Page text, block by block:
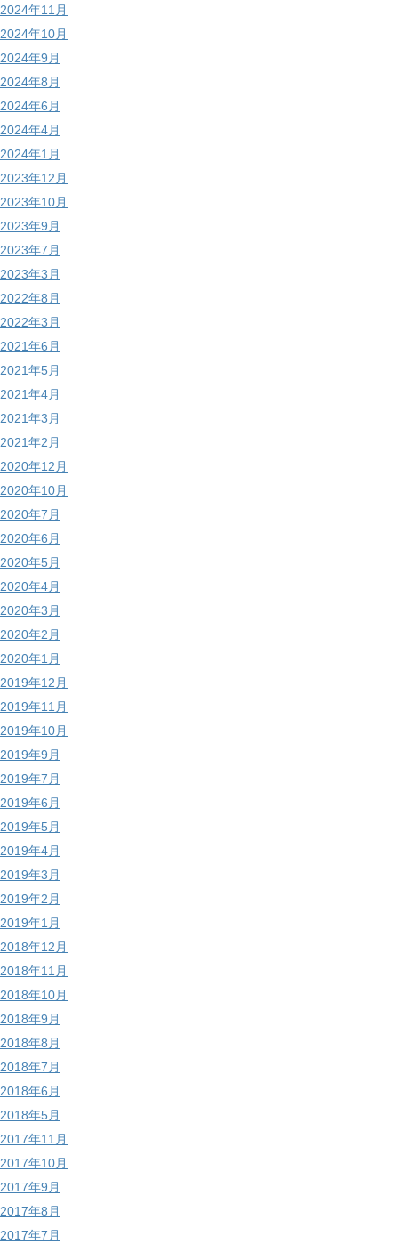
2024年11月
2024年10月
2024年9月
2024年8月
2024年6月
2024年4月
2024年1月
2023年12月
2023年10月
2023年9月
2023年7月
2023年3月
2022年8月
2022年3月
2021年6月
2021年5月
2021年4月
2021年3月
2021年2月
2020年12月
2020年10月
2020年7月
2020年6月
2020年5月
2020年4月
2020年3月
2020年2月
2020年1月
2019年12月
2019年11月
2019年10月
2019年9月
2019年7月
2019年6月
2019年5月
2019年4月
2019年3月
2019年2月
2019年1月
2018年12月
2018年11月
2018年10月
2018年9月
2018年8月
2018年7月
2018年6月
2018年5月
2017年11月
2017年10月
2017年9月
2017年8月
2017年7月